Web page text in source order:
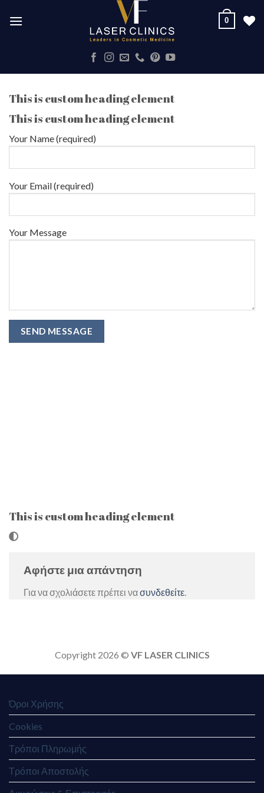
0
This is custom heading element
This is custom heading element
Your Name (required)
Your Email (required)
Your Message
This is custom heading element
Αφήστε μια απάντηση
Για να σχολιάσετε πρέπει νασυνδεθείτε.
Copyright 2026 © VF LASER CLINICS
Όροι Χρήσης
Cookies
Τρόποι Πληρωμής
Τρόποι Αποστολής